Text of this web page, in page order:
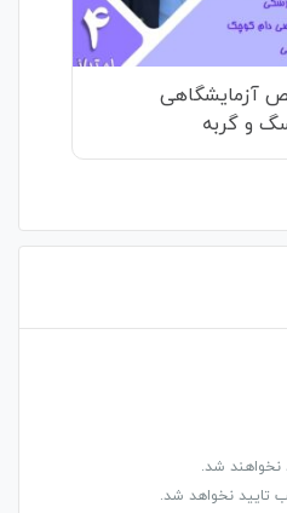
آزمایشگاهی
و گربه
نخواهند شد.
تایید نخواهد شد.